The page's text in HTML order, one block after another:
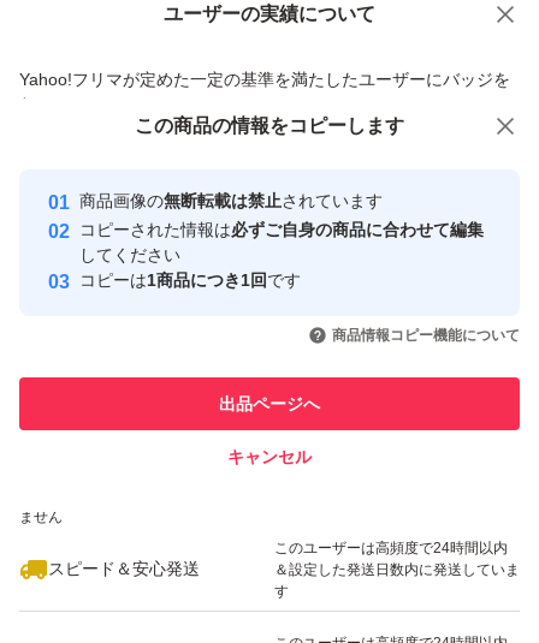
ユーザーの実績について
Yahoo!フリマが定めた一定の基準を満たしたユーザーにバッジを
付与しています
安心取引出品者
心・安全なユーザーです
取引実績
引を完了させた実績があります
での取引実績があります
ません
スピード＆安心発送
このユーザーは高頻度で24時間以内
＆設定した発送日数内に発送していま
す
価格の相談 商品への質問
この商品の情報をコピーします
商品画像の無断転載は禁止されています
コピーされた情報は必ずご自身の商品に合わせて編集
してください
コピーは1商品につき1回です
商品情報コピー機能について
出品ページへ
キャンセル
この商品をみている人にオススメ